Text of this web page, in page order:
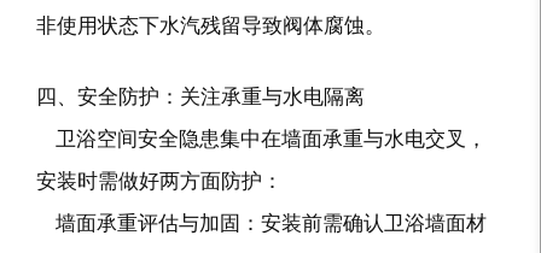
非使用状态下水汽残留导致阀体腐蚀。
四、安全防护：关注承重与水电隔离
卫浴空间安全隐患集中在墙面承重与水电交叉，
安装时需做好两方面防护：
墙面承重评估与加固：安装前需确认卫浴墙面材